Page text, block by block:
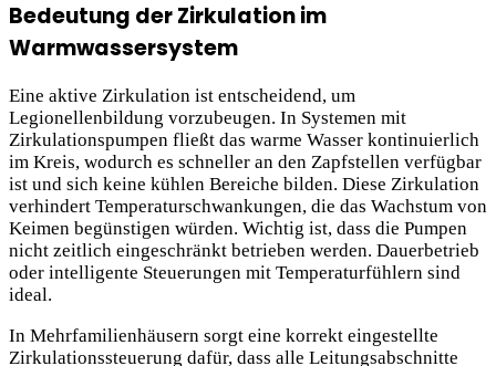
Bedeutung der Zirkulation im
Warmwassersystem
Eine aktive Zirkulation ist entscheidend, um
Legionellenbildung vorzubeugen. In Systemen mit
Zirkulationspumpen fließt das warme Wasser kontinuierlich
im Kreis, wodurch es schneller an den Zapfstellen verfügbar
ist und sich keine kühlen Bereiche bilden. Diese Zirkulation
verhindert Temperaturschwankungen, die das Wachstum von
Keimen begünstigen würden. Wichtig ist, dass die Pumpen
nicht zeitlich eingeschränkt betrieben werden. Dauerbetrieb
oder intelligente Steuerungen mit Temperaturfühlern sind
ideal.
In Mehrfamilienhäusern sorgt eine korrekt eingestellte
Zirkulationssteuerung dafür, dass alle Leitungsabschnitte